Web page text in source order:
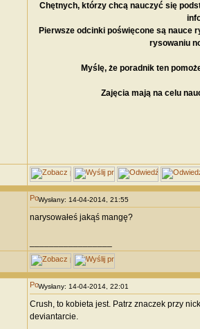
Chętnych, którzy chcą nauczyć się
Pierwsze odcinki poświęcone są nauce
rysowaniu
Myślę, że poradnik ten
Zajęcia mają na celu
Wysłany: 14-04-2014, 21:55
narysowałeś jakąś mangę?
Wysłany: 14-04-2014, 22:01
Crush, to kobieta jest. Patrz znaczek przy
deviantarcie.